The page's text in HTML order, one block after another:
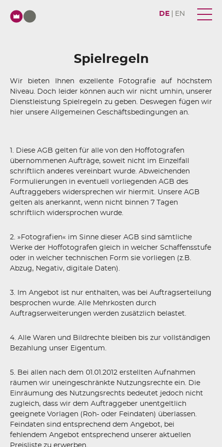
DE EN
Spielregeln
Wir bieten Ihnen exzellente Fotografie auf höchstem
Niveau. Doch leider können auch wir nicht umhin, unserer
Dienstleistung Spielregeln zu geben. Deswegen fügen wir
hier unsere Allgemeinen Geschäftsbedingungen an.
1. Diese AGB gelten für alle von den Hoffotografen
übernommenen Aufträge, soweit nicht im Einzelfall
schriftlich anderes vereinbart wurde. Abweichenden
Formulierungen in eventuell vorliegenden AGB des
Auftraggebers widersprechen wir hiermit. Unsere AGB
gelten als anerkannt, wenn nicht binnen 7 Tagen
schriftlich widersprochen wurde.
2. »Fotografien« im Sinne dieser AGB sind sämtliche
Werke der Hoffotografen gleich in welcher Schaffensstufe
oder in welcher technischen Form sie vorliegen (z.B.
Abzug, Negativ, digitale Daten).
3. Im Angebot ist nur enthalten, was bei Auftragserteilung
besprochen wurde. Alle Mehrkosten durch
Auftragserweiterungen werden zusätzlich belastet.
4. Alle Waren und Bildrechte bleiben bis zur vollständigen
Bezahlung unser Eigentum.
5. Bei allen nach dem 01.01.2012 erstellten Aufnahmen
räumen wir uneingeschränkte Nutzungsrechte ein. Die
Einräumung des Nutzungsrechts bedeutet jedoch nicht
zugleich, dass wir dem Auftraggeber unentgeltlich
geeignete Vorlagen (Roh- oder Feindaten) überlassen.
Feindaten sind entsprechend dem Angebot, bei
fehlendem Angebot entsprechend unserer aktuellen
Preisliste zu erwerben.